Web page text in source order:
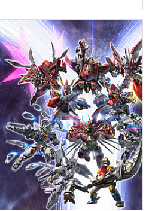
고 발표했다.‘ELDEN RING 빛바랜 자